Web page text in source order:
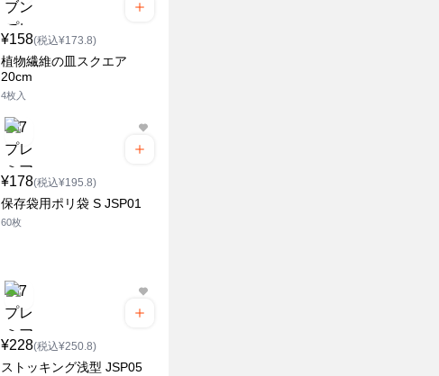
¥158(税込¥173.8)
植物繊維の皿スクエア
20cm
4枚入
¥178(税込¥195.8)
保存袋用ポリ袋 S JSP01
60枚
¥228(税込¥250.8)
ストッキング浅型 JSP05